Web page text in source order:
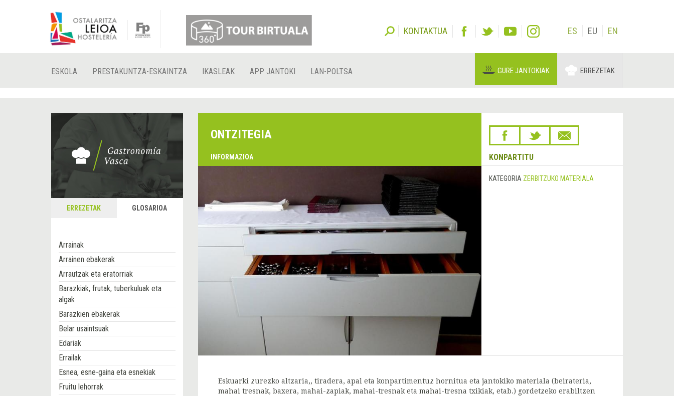
KONTAKTUA ES EU EN
ESKOLA PRESTAKUNTZA-ESKAINTZA IKASLEAK APP JANTOKI LAN-POLTSA GURE JANTOKIAK ERREZETAK
ERREZETAK GLOSARIOA
Arrainak
Arrainen ebakerak
Arrautzak eta eratorriak
Barazkiak, frutak, tuberkuluak eta
algak
Barazkien ebakerak
Belar usaintsuak
Edariak
Errailak
Esnea, esne-gaina eta esnekiak
Fruitu lehorrak
ONTZITEGIA
INFORMAZIOA KONPARTITU
KATEGORIA ZERBITZUKO MATERIALA
Eskuarki zurezko altzaria,, tiradera, apal eta konpartimentuz hornitua eta jantokiko materiala (beirateria,
mahai tresnak, baxera, mahai-zapiak, mahai-tresnak eta mahai-tresna txikiak, etab.) gordetzeko erabiltzen